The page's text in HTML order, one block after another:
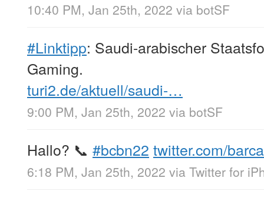
10:40 PM, Jan 25th, 2022 via botSF
#Linktipp: Saudi-arabischer
Gaming.
turi2.de/aktuell/saudi-…
9:00 PM, Jan 25th, 2022 via botSF
Hallo? 📞 #bcbn22 twitter.com/
6:18 PM, Jan 25th, 2022 via Twitter for